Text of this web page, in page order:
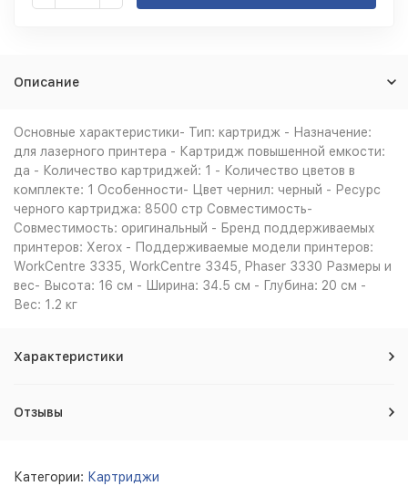
Описание
Основные характеристики- Тип: картридж - Назначение:
для лазерного принтера - Картридж повышенной емкости:
да - Количество картриджей: 1 - Количество цветов в
комплекте: 1 Особенности- Цвет чернил: черный - Ресурс
черного картриджа: 8500 стр Совместимость-
Совместимость: оригинальный - Бренд поддерживаемых
принтеров: Xerox - Поддерживаемые модели принтеров:
WorkCentre 3335, WorkCentre 3345, Phaser 3330 Размеры и
вес- Высота: 16 см - Ширина: 34.5 см - Глубина: 20 см -
Вес: 1.2 кг
Характеристики
Отзывы
Категории: Картриджи